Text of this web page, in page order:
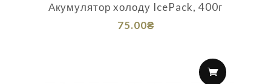
Акумулятор холоду IcePack, 400г
75.00₴